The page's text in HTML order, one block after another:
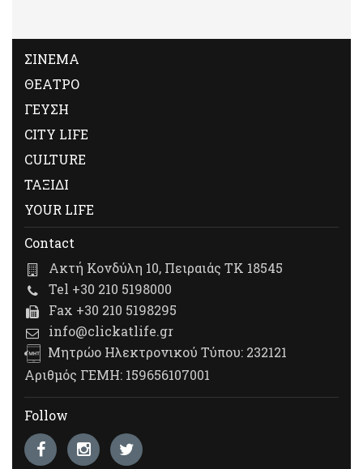
ΣΙΝΕΜΑ
ΘΕΑΤΡΟ
ΓΕΥΣΗ
CITY LIFE
CULTURE
ΤΑΞΙΔΙ
YOUR LIFE
Contact
Ακτή Κονδύλη 10, Πειραιάς ΤΚ 18545
Tel +30 210 5198000
Fax +30 210 5198295
info@clickatlife.gr
Μητρώο Ηλεκτρονικού Τύπου: 232121
Αριθμός ΓΕΜΗ: 159656107001
Follow